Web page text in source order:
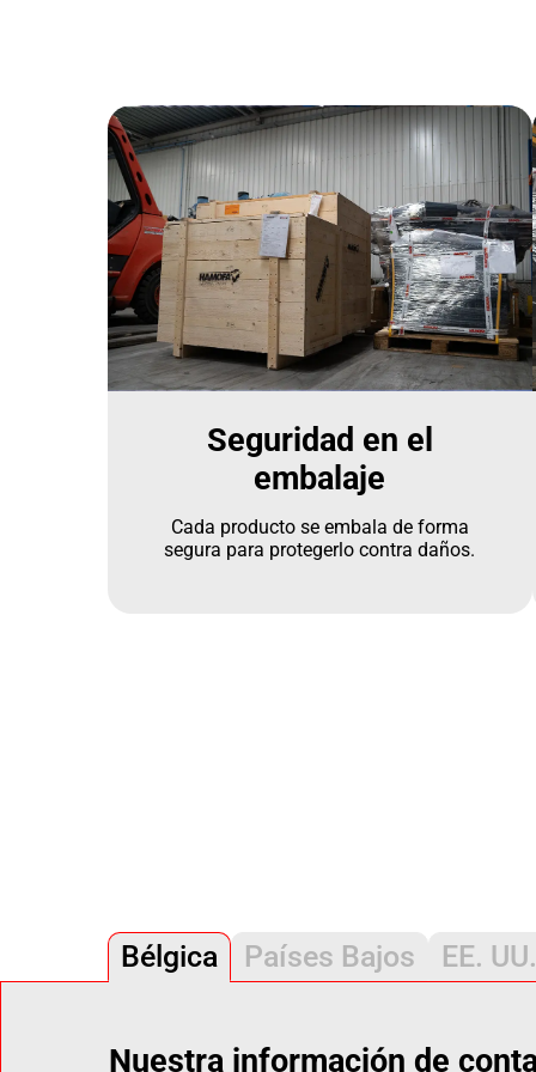
Seguridad en el
embalaje
Cada producto se embala de forma
segura para protegerlo contra daños.
Bélgica Países Bajos EE. UU.
Nuestra información de